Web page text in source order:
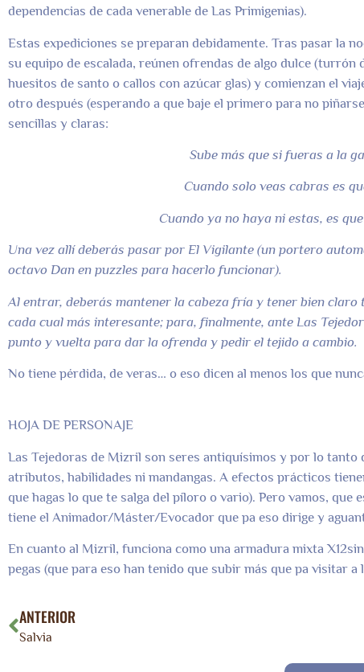
dependencias de cada venerable de Las Primigenias).
Estas expediciones se preparan debidamente. Tras pasar la
su equipo de escalada, reúnen ofrendas de algo dulce (turrón
huesitos de santo o callos con azúcar glas) y comienzan el
otro después (esperando a que baje el primero para no
sencillas y claras:
Sube más que si fueras a la
Cuando solo veas cabras es
Cuando ya no haya ni estas, es
Una vez allí deberás pasar por El Vigilante (un portero
octavo Dan en puzzles para hacerlo funcionar).
Al entrar, deberás mantener la cabeza fría y tener bien
cada cual más interesante; para, finalmente, ante Las
punto y vuelta para dar la ofrenda y pedir el tejido a cambio.
No tiene pérdida, de veras… o eso dicen al menos los que
HOJA DE PERSONAJE
Las Tejedoras de Mizril son seres antiquísimos y por lo tanto
atributos, habilidades ni mandangas. A efectos prácticos
que hagas lo que te salga del píloro o vario). Pero vamos, que
tiene el Animador/Máster/Evocador que pa eso dirige y
En cuanto al Mizril, funciona como una armadura mixta
pegas (que para eso han tenido que subir más que pa visitar a
ANTERIOR
Salvia